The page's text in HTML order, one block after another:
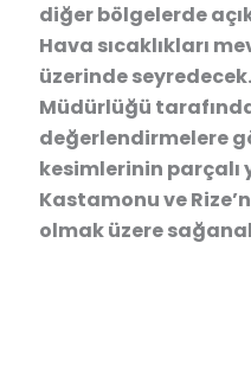
diğer bölgelerde
Hava sıcaklıkları
üzerinde
Müdürlüğü
değerlendirmelere
kesimlerinin parçalı
Kastamonu ve
olmak üzere